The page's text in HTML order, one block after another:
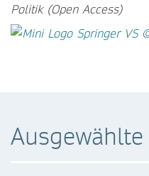
Politik (Open Access)